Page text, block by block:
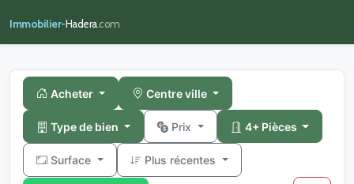
Immobilier-Hadera.com
Acheter Centre ville
Type de bien Prix 4+ Pièces
Surface Plus récentes